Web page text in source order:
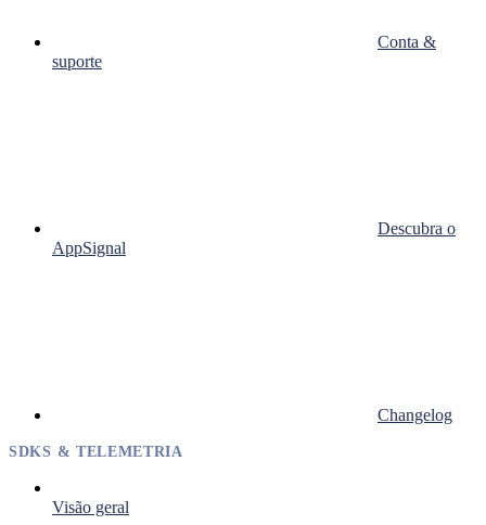
Conta &
suporte
Descubra o
AppSignal
Changelog
SDKS & TELEMETRIA
Visão geral